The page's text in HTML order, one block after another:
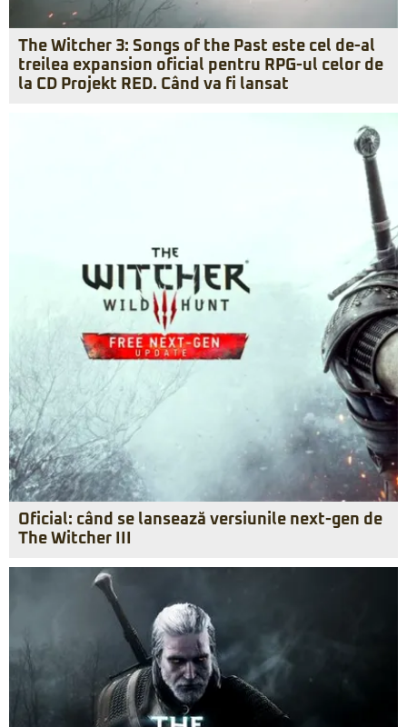
The Witcher 3: Songs of the Past este cel de-al
treilea expansion oficial pentru RPG-ul celor de
la CD Projekt RED. Când va fi lansat
Oficial: când se lansează versiunile next-gen de
The Witcher III